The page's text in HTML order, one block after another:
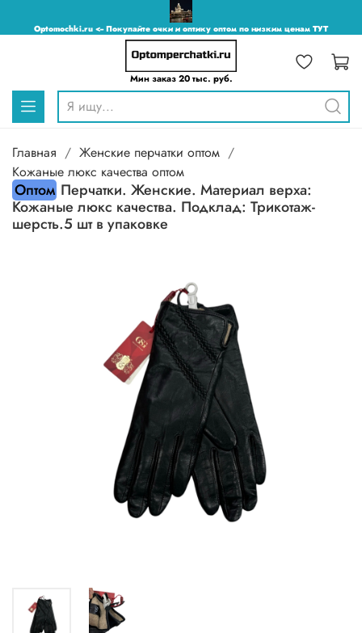
Optomochki.ru <-- Покупайте очки и оптику оптом по низким ценам ТУТ
Мин заказ 20 тыс. руб.
Главная
Женские перчатки оптом
Кожаные люкс качества оптом
Оптом Перчатки. Женские. Материал верха:
Кожаные люкс качества. Подклад: Трикотаж-
шерсть.5 шт в упаковке